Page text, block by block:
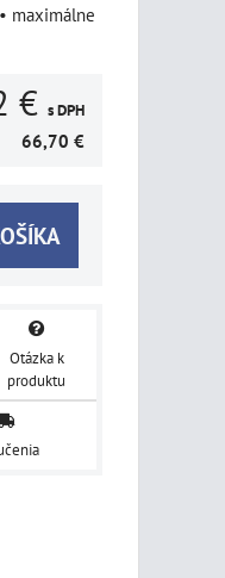
maximálne
€ s DPH
66,70 €
Otázka k
produktu